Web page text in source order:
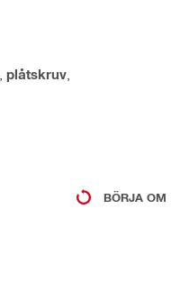
plåtskruv
BÖRJA OM